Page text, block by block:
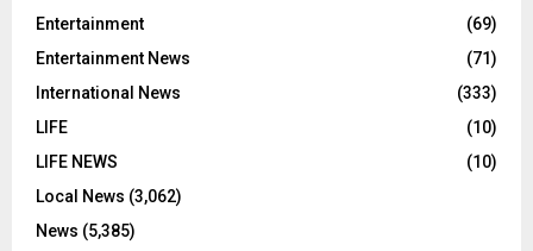
Entertainment
(69)
Entertainment News
(71)
International News
(333)
LIFE
(10)
LIFE NEWS
(10)
Local News (3,062)
News (5,385)